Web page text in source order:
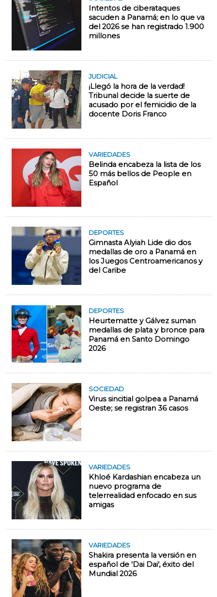
Intentos de ciberataques
sacuden a Panamá; en lo que va
del 2026 se han registrado 1.900
millones
JUDICIAL
¡Llegó la hora de la verdad!
Tribunal decide la suerte de
acusado por el femicidio de la
docente Doris Franco
VARIEDADES
Belinda encabeza la lista de los
50 más bellos de People en
Español
DEPORTES
Gimnasta Alyiah Lide dio dos
medallas de oro a Panamá en
los Juegos Centroamericanos y
del Caribe
DEPORTES
Heurtematte y Gálvez suman
medallas de plata y bronce para
Panamá en Santo Domingo
2026
SOCIEDAD
Virus sincitial golpea a Panamá
Oeste; se registran 36 casos
VARIEDADES
Khloé Kardashian encabeza un
nuevo programa de
telerrealidad enfocado en sus
amigas
VARIEDADES
Shakira presenta la versión en
español de 'Dai Dai', éxito del
Mundial 2026